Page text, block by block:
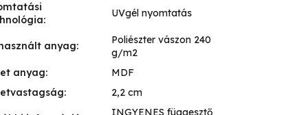
:
UVgél nyomtatás
anyag:
Poliészter vászon 240
g/m2
anyag:
MDF
: 2,2 cm
INGYENES függesztő